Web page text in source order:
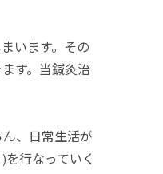
います。その
す。当鍼灸治
、日常生活が
行なっていく